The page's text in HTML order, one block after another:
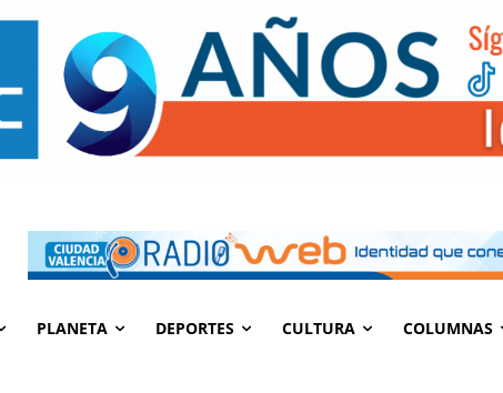
PLANETA DEPORTES CULTURA COLUMNAS